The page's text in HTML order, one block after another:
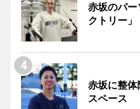
赤坂のパー
クトリー
赤坂に整
スペース